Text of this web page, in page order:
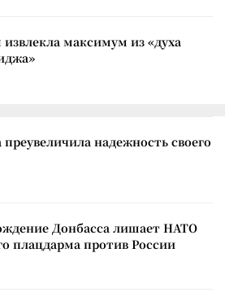
извлекла максимум из «духа
преувеличила надежность своего
Донбасса лишает НАТО
плацдарма против России